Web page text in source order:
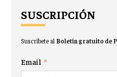
SUSCRIPCIÓN
Suscríbete al Boletín gratuito de
Email